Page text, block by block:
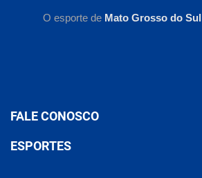
O esporte de Mato Grosso do Sul
FALE CONOSCO
ESPORTES